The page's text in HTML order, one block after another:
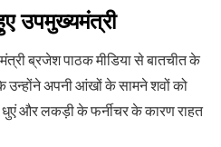
उपमुख्यमंत्री
ब्रजेश पाठक मीडिया से बातचीत के
उन्होंने अपनी आंखों के सामने शवों को
और लकड़ी के फर्नीचर के कारण राहत